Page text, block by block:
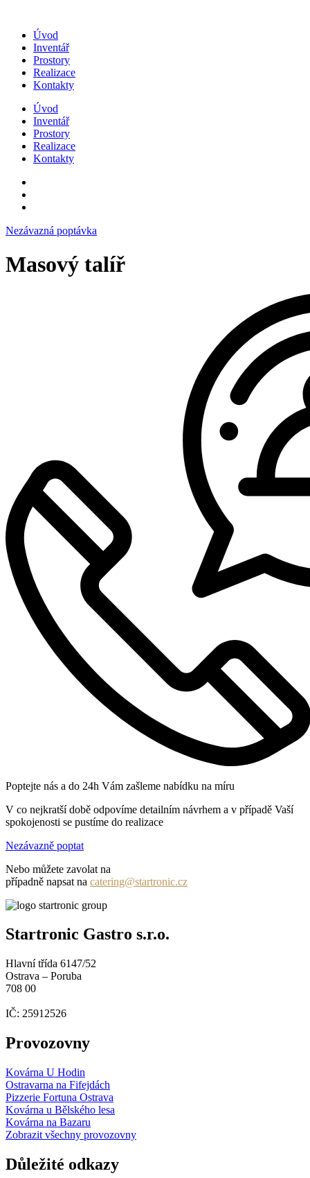
obsahuÚvod
Inventář
Prostory
Realizace
Kontakty
Úvod
Inventář
Prostory
Realizace
Kontakty
Nezávazná poptávka
Masový talíř
Poptejte nás a do 24h Vám zašleme nabídku na míru
V co nejkratší době odpovíme detailním návrhem a v případě Vaší
spokojenosti se pustíme do realizace
Nezávazně poptat
Nebo můžete zavolat na
případně napsat na catering@startronic.cz
Startronic Gastro s.r.o.
Hlavní třída 6147/52
Ostrava – Poruba
708 00
IČ: 25912526
Provozovny
Kovárna U Hodin
Ostravarna na Fifejdách
Pizzerie Fortuna Ostrava
Kovárna u Bělského lesa
Kovárna na Bazaru
Zobrazit všechny provozovny
Důležité odkazy